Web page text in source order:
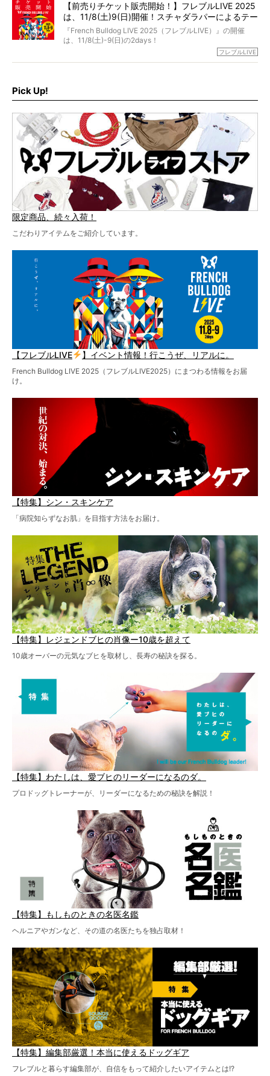
day1の司会はフレブルラバーのロッチさん。day2の音楽フ
ェスには世代ど真ん中のPUFFYが出演するなど、例年以上
に豪華なラインナップ。
北は北海道、南は鹿児島県から。全国のフレンチブルドッ
グが一堂に会した「フレブルLIVE2024」の模様を、詳しく
【前売りチケット販売開始！】フレブルLIVE 2025
は、11/8(土)9(日)開催！スチャダラパーによるテー
マソング制作も決定
『French Bulldog LIVE 2025（フレブルLIVE）』の開催
は、11/8(土)-9(日)の2days！
お得な前売りチケット、いよいよ販売スタートです！
ど、内容盛りだくさんでお送りしていますので、最後まで
お見逃しなく！
フレブルLIVE
Pick Up!
限定商品、続々入荷！
こだわりアイテムをご紹介しています。
【フレブルLIVE 】イベント情報！行こうぜ、リアルに。
French Bulldog LIVE 2025（フレブルLIVE2025）にまつわる情報をお届
け。
【特集】シン・スキンケア
「病院知らずなお肌」を目指す方法をお届け。
【特集】レジェンドブヒの肖像ー10歳を超えて
10歳オーバーの元気なブヒを取材し、長寿の秘訣を探る。
【特集】わたしは、愛ブヒのリーダーになるのダ。
プロドッグトレーナーが、リーダーになるための秘訣を解説！
【特集】もしものときの名医名鑑
ヘルニアやガンなど、その道の名医たちを独占取材！
【特集】編集部厳選！本当に使えるドッグギア
フレブルと暮らす編集部が、自信をもって紹介したいアイテムとは!?